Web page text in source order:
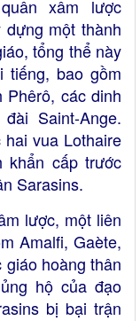
xâm lược
một thành
tổng thể này
tiếng, bao gồm
các dinh
Saint-Ange.
vua Lothaire
khẩn cấp trước
Sarasins.
lược, một liên
Amalfi, Gaète,
hoàng thân
hộ của đạo
bị bại trận